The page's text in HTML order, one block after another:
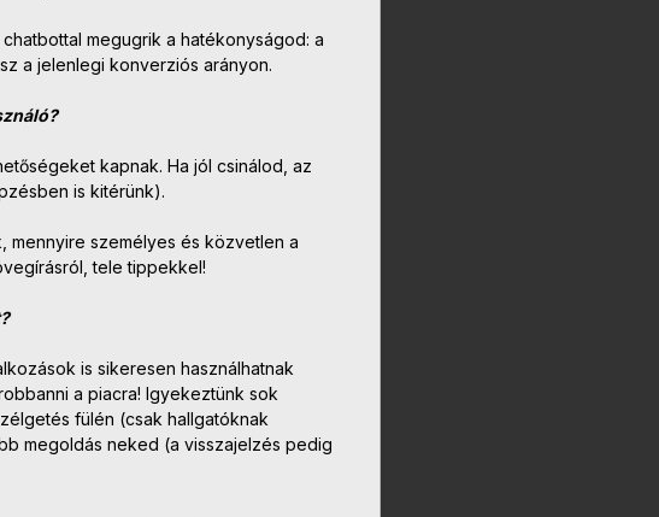
megugrik a hatékonyságod: a
a jelenlegi konverziós arányon.
kapnak. Ha jól csinálod, az
is kitérünk).
mennyire személyes és közvetlen a
tele tippekkel!
is sikeresen használhatnak
a piacra! Igyekeztünk sok
fülén (csak hallgatóknak
megoldás neked (a visszajelzés pedig